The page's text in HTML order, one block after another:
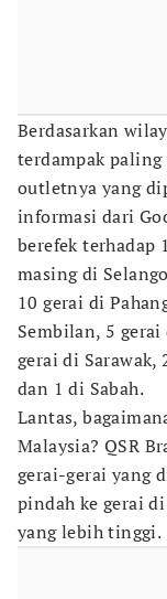
Berdasarkan
terdampak paling
outletnya yang
informasi dari
berefek terhadap
masing di
10 gerai di
Sembilan, 5
gerai di Sarawak,
dan 1 di Sabah.
Lantas,
Malaysia? QSR
gerai-gerai yang
pindah ke gerai
yang lebih tinggi.